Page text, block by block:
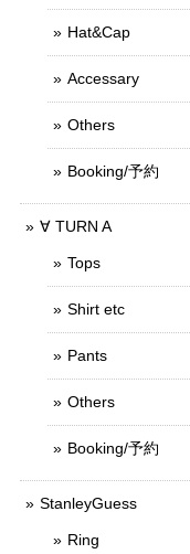
Hat&Cap
Accessary
Others
Booking/予約
∀ TURN A
Tops
Shirt etc
Pants
Others
Booking/予約
StanleyGuess
Ring